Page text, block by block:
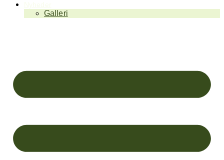
Galleri